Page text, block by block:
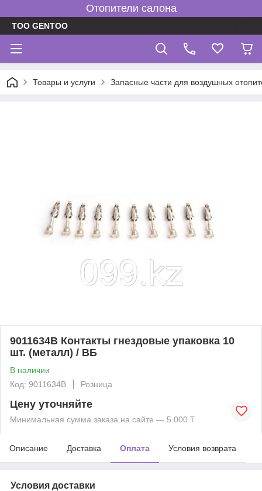
Отопители салона
TOO GENTOO
Товары и услуги Запасные части для воздушных
9011634B Контакты гнездовые упаковка 10
шт. (металл) / ВБ
В наличии
Код: 9011634B
Розница
Цену уточняйте
Минимальная сумма заказа на сайте — 5 000 ₸
Описание Доставка Оплата Условия возврата
Условия доставки